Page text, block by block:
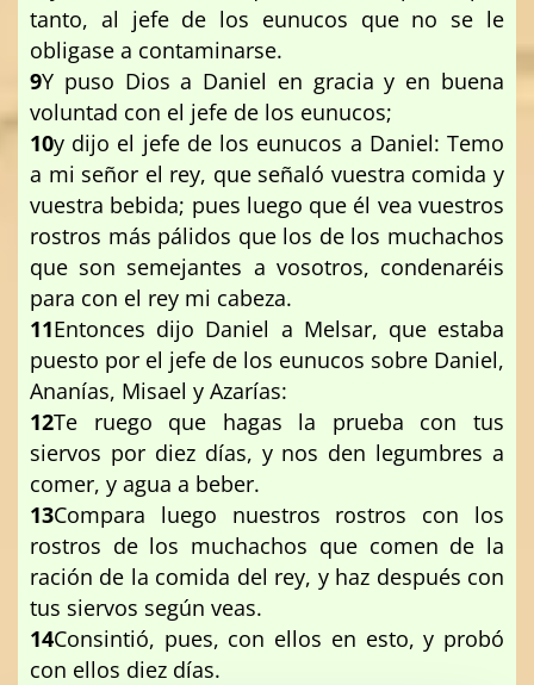
tanto, al jefe de los eunucos que no se le
obligase a contaminarse.
9Y puso Dios a Daniel en gracia y en buena
voluntad con el jefe de los eunucos;
10y dijo el jefe de los eunucos a Daniel: Temo
a mi señor el rey, que señaló vuestra comida y
vuestra bebida; pues luego que él vea vuestros
rostros más pálidos que los de los muchachos
que son semejantes a vosotros, condenaréis
para con el rey mi cabeza.
11Entonces dijo Daniel a Melsar, que estaba
puesto por el jefe de los eunucos sobre Daniel,
Ananías, Misael y Azarías:
12Te ruego que hagas la prueba con tus
siervos por diez días, y nos den legumbres a
comer, y agua a beber.
13Compara luego nuestros rostros con los
rostros de los muchachos que comen de la
ración de la comida del rey, y haz después con
tus siervos según veas.
14Consintió, pues, con ellos en esto, y probó
con ellos diez días.